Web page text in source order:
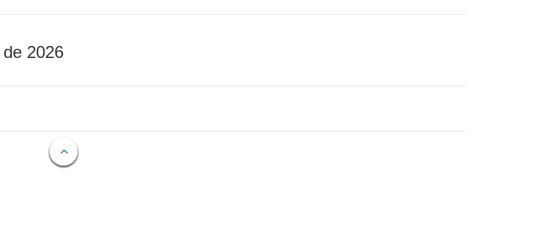
2026